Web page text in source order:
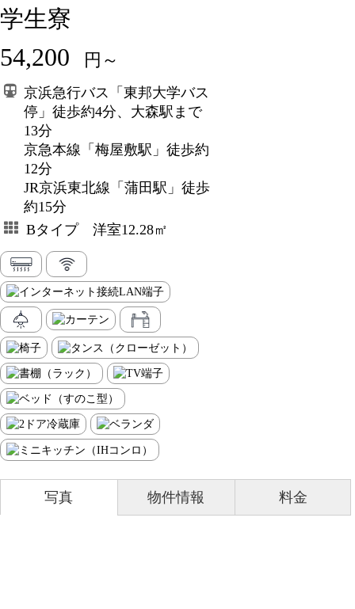
学生寮
54,200 円～
京浜急行バス「東邦大学バス
停」徒歩約4分、大森駅まで
13分
京急本線「梅屋敷駅」徒歩約
12分
JR京浜東北線「蒲田駅」徒歩
約15分
Bタイプ 洋室12.28㎡
写真 物件情報 料金